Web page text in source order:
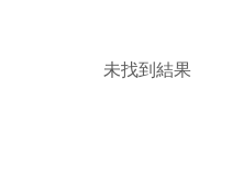
未找到結果